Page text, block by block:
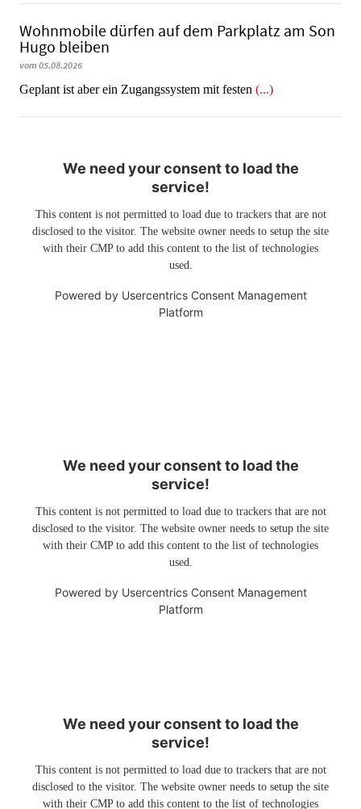
Wohnmobile dürfen auf dem Parkplatz am Son
Hugo bleiben
vom 05.08.2026
Geplant ist aber ein Zugangssystem mit festen (...)
We need your consent to load the
service!
This content is not permitted to load due to trackers that are not
disclosed to the visitor. The website owner needs to setup the site
with their CMP to add this content to the list of technologies
used.
Powered by Usercentrics Consent Management
Platform
We need your consent to load the
service!
This content is not permitted to load due to trackers that are not
disclosed to the visitor. The website owner needs to setup the site
with their CMP to add this content to the list of technologies
used.
Powered by Usercentrics Consent Management
Platform
We need your consent to load the
service!
This content is not permitted to load due to trackers that are not
disclosed to the visitor. The website owner needs to setup the site
with their CMP to add this content to the list of technologies